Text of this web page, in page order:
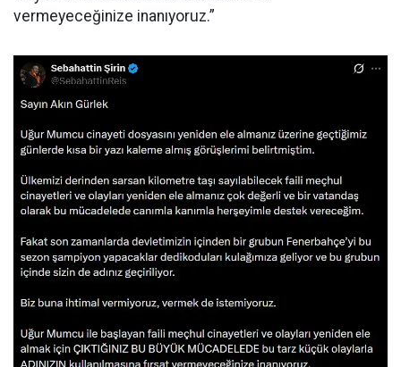
vermeyeceğinize inanıyoruz.”